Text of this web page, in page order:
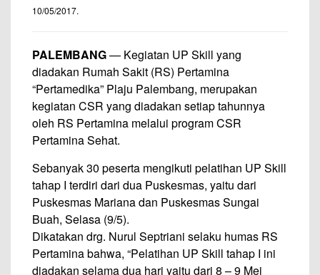
10/05/2017.
PALEMBANG— Kegiatan UP Skill yang
diadakan Rumah Sakit (RS) Pertamina
“Pertamedika” Plaju Palembang, merupakan
kegiatan CSR yang diadakan setiap tahunnya
oleh RS Pertamina melalui program CSR
Pertamina Sehat.
Sebanyak 30 peserta mengikuti pelatihan UP Skill
tahap I terdiri dari dua Puskesmas, yaitu dari
Puskesmas Mariana dan Puskesmas Sungai
Buah, Selasa (9/5).
Dikatakan drg. Nurul Septriani selaku humas RS
Pertamina bahwa, “Pelatihan UP Skill tahap I ini
diadakan selama dua hari yaitu dari 8 – 9 Mei